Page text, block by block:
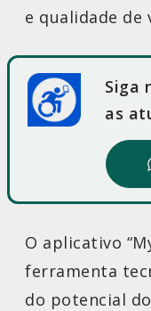
e qualidade de
Siga
as
O aplicativo
ferramenta
do potencial